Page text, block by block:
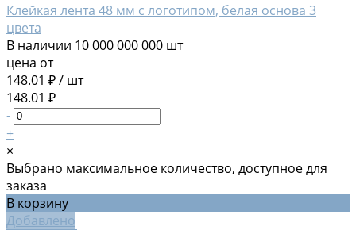
Клейкая лента 48 мм с логотипом, белая основа 3
цвета
В наличии 10 000 000 000 шт
цена от
148.01 ₽/ шт
148.01 ₽
-
+
×
Выбрано максимальное количество, доступное для
заказа
В корзину
Добавлено